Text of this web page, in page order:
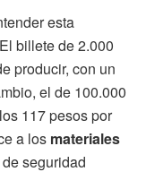
esta
billete de 2.000
producir, con un
el de 100.000
117 pesos por
a los materiales
seguridad